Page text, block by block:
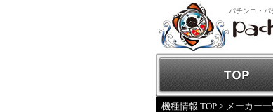
パチンコ・パ
機種情報 TOP > メーカー一